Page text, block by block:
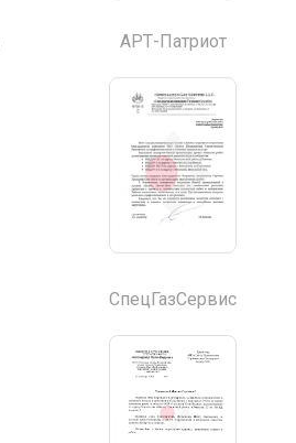
АРТ-Патриот
СпецГазСервис